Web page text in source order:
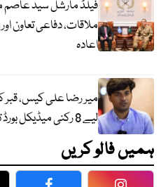
فیلڈ مارشل سید عاصم
ملاقات، دفاعی تعاون
اعادہ
میر رضا علی کیس، قبر
لیے 8 رکنی میڈیکل بورڈ تشکیل دے دیا گیا
ہمیں فالو کریں